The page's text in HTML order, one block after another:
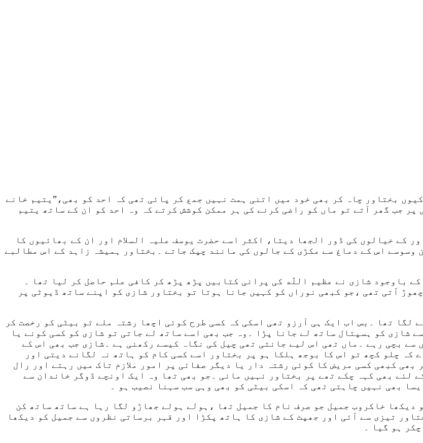
بختاور چاہ کر بھی خود میں اتنی ہمت نہیں جمع کر پائی تھی کہ احد کو بھی،”یتیم خانے
جب گھر آتے تو ماں کو راضی کرنے کی ہر ممکن کوشش کرتے کہ وہ احد کو ان کے ساتھ یتیم
کے خیالوں کی ڈور الجھا دیتا، اکثر اسے حضرت یوسف علیہ السلام اور ان کے بھائیوں کا
وسوسے اس کے دماغ سے مکڑی کے جالوں کی مانند چپک جاتے ۔بختاور ہمیشہ زاہد کے اس مطالبے
باوجود شازی نے عظیم اللّه کی پرانی کتابیں پڑھ پڑھ کر کافی علم حاصل کر لیا تھا ۔
آتی تھی ،جو کبھی نوراں کو کہیں جانا ہوتا تو بختاور شازی کو اپنے ساتھ ڈیوٹی پر
لگا تھا ۔بس اب ایک ہی آرزو تھی اسکی کہ کسی طرح کوئی اچھا رشتہ ملے تو بیٹی کو رخصت کر
شازی کو ہسپتال ساتھ لے جانا پڑا ۔وہ جب بھی اسے ساتھ لے جاتی تو شازی کو کسی کونے یا
بچی رہے ۔ماں تھی اس لیے جانتی تھی چیل کی نگاہ کیسے رکھنی ہے ۔شازی جب بھی اس کے
کہ چلو کچھ تو اس کا بوجھ ہلکا ہو پر بختاور اسے کسی کام کو ہاتھ نہ لگانے دیتی اور
کبھی کسی مریض کا کوئی رشتہ دار یا ديگر صفائی پر امور ملازم تاک میں رہتے اور رال
لئے بھی کہہ چکے تھے پر بختاور نہیں مانی ۔جو بھی تھا وہ ایک اونچے ڈوگر خاندان سے
بھی نہیں چاہتی تھی کہ اسکی بیٹی کو بھی وہی سب سہنا نصیب ہو ۔
خاکروب جمیل جو صرف نام کا جمیل تھا ،ہولے ہولے جھاڑو لگا رہا ہے ساتھ ساتھ کن
تيزی سے آئی اور جھپٹ کے شازی کا ہاتھ پکڑا اور قہر برساتی نظروں سے جمیل کو دیکھا
ہو گیا ۔